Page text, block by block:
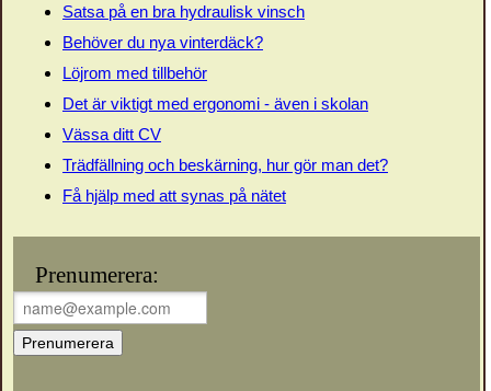
Satsa på en bra hydraulisk vinsch
Behöver du nya vinterdäck?
Löjrom med tillbehör
Det är viktigt med ergonomi - även i skolan
Vässa ditt CV
Trädfällning och beskärning, hur gör man det?
Få hjälp med att synas på nätet
Prenumerera: